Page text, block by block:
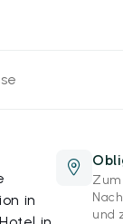
in
Zum
und